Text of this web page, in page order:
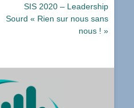
Article
suivant :
SIS 2020 – Leadership
Sourd « Rien sur nous sans
nous ! »